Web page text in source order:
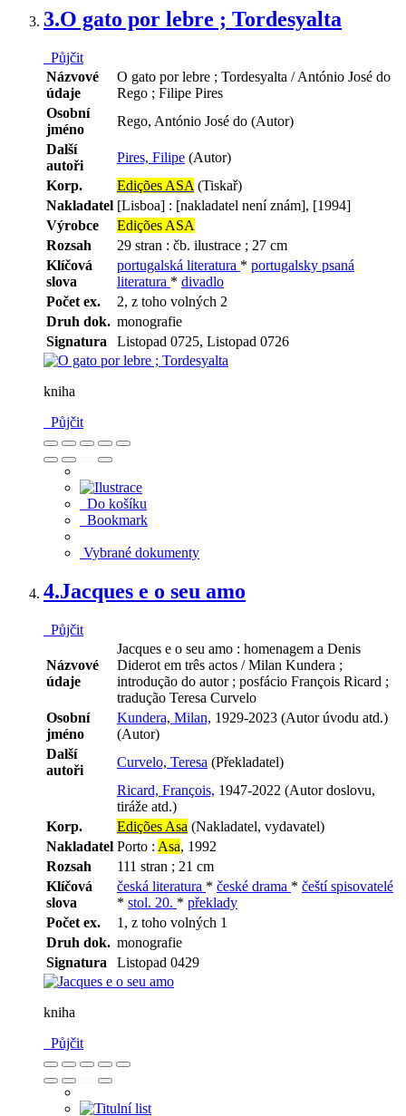
3.O gato por lebre ; Tordesyalta
Půjčit
Názvové
údaje
O gato por lebre ; Tordesyalta / António José do
Rego ; Filipe Pires
Osobní
jméno
Rego, António José do (Autor)
Další
autoři
Pires, Filipe (Autor)
Korp.
Edições ASA (Tiskař)
Nakladatel [Lisboa] : [nakladatel není znám], [1994]
Výrobce
Edições ASA
Rozsah
29 stran : čb. ilustrace ; 27 cm
Klíčová
slova
portugalská literatura * portugalsky psaná
literatura * divadlo
Počet ex.
2, z toho volných 2
Druh dok. monografie
Signatura
Listopad 0725, Listopad 0726
kniha
Půjčit
Do košíku
Bookmark
Vybrané dokumenty
4.Jacques e o seu amo
Půjčit
Názvové
údaje
Jacques e o seu amo : homenagem a Denis
Diderot em três actos / Milan Kundera ;
introdução do autor ; posfácio François Ricard ;
tradução Teresa Curvelo
Osobní
jméno
Kundera, Milan, 1929-2023 (Autor úvodu atd.)
(Autor)
Další
autoři
Curvelo, Teresa (Překladatel)
Ricard, François, 1947-2022 (Autor doslovu,
tiráže atd.)
Korp.
Edições Asa (Nakladatel, vydavatel)
Nakladatel Porto : Asa, 1992
Rozsah
111 stran ; 21 cm
Klíčová
slova
česká literatura * české drama * čeští spisovatelé
* stol. 20. * překlady
Počet ex.
1, z toho volných 1
Druh dok. monografie
Signatura
Listopad 0429
kniha
Půjčit